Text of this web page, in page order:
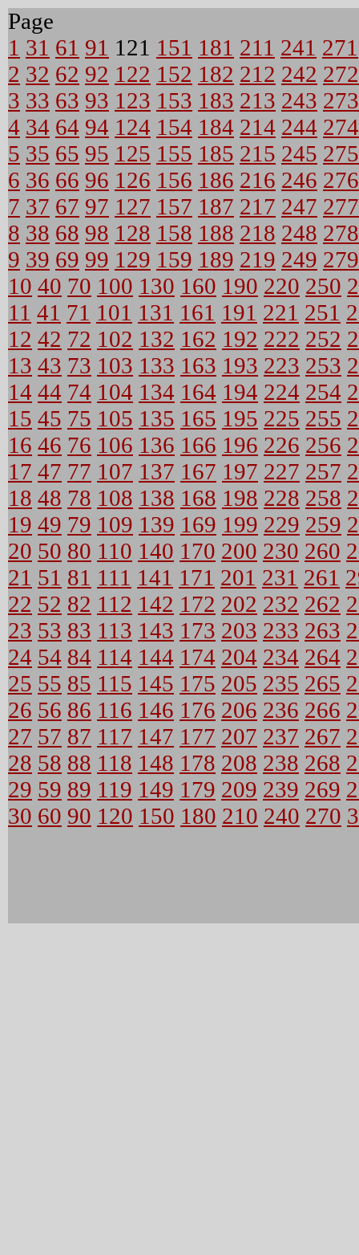
Page
1 31 61 91 121 151 181 211 241 271
2 32 62 92 122 152 182 212 242 272
3 33 63 93 123 153 183 213 243 273
4 34 64 94 124 154 184 214 244 274
5 35 65 95 125 155 185 215 245 275
6 36 66 96 126 156 186 216 246 276
7 37 67 97 127 157 187 217 247 277
8 38 68 98 128 158 188 218 248 278
9 39 69 99 129 159 189 219 249 279
10 40 70 100 130 160 190 220 250
11 41 71 101 131 161 191 221 251
12 42 72 102 132 162 192 222 252
13 43 73 103 133 163 193 223 253
14 44 74 104 134 164 194 224 254
15 45 75 105 135 165 195 225 255
16 46 76 106 136 166 196 226 256
17 47 77 107 137 167 197 227 257
18 48 78 108 138 168 198 228 258
19 49 79 109 139 169 199 229 259
20 50 80 110 140 170 200 230 260
21 51 81 111 141 171 201 231 261
22 52 82 112 142 172 202 232 262
23 53 83 113 143 173 203 233 263
24 54 84 114 144 174 204 234 264
25 55 85 115 145 175 205 235 265
26 56 86 116 146 176 206 236 266
27 57 87 117 147 177 207 237 267
28 58 88 118 148 178 208 238 268
29 59 89 119 149 179 209 239 269
30 60 90 120 150 180 210 240 270